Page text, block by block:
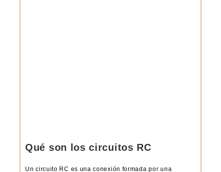
Qué son los circuitos RC
Un circuito RC es una conexión formada por una